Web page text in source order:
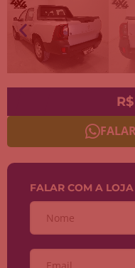
FALAR COM A LOJA